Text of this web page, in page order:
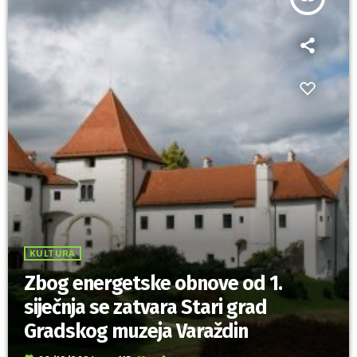
KULTURA
Zbog energetske obnove od 1.
siječnja se zatvara Stari grad
Gradskog muzeja Varaždin